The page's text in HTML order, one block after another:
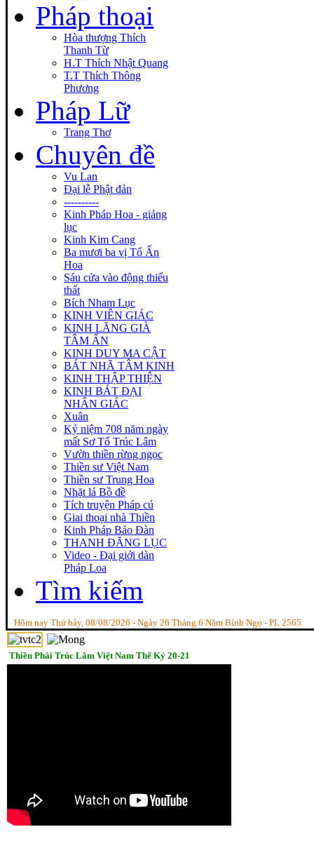
Pháp thoại
Hòa thượng Thích
Thanh Từ
H.T Thích Nhật Quang
T.T Thích Thông
Phương
Pháp Lữ
Trang Thơ
Chuyên đề
Vu Lan
Đại lễ Phật đản
----------
Kinh Pháp Hoa - giảng
lục
Kinh Kim Cang
Ba mươi ba vị Tổ Ấn
Hoa
Sáu cửa vào động thiếu
thất
Bích Nham Lục
KINH VIÊN GIÁC
KINH LĂNG GIÀ
TÂM ẤN
KINH DUY MA CẬT
BÁT NHÃ TÂM KINH
KINH THẬP THIỆN
KINH BÁT ĐẠI
NHÂN GIÁC
Xuân
Kỷ niệm 708 năm ngày
mất Sơ Tổ Trúc Lâm
Vườn thiền rừng ngọc
Thiền sư Việt Nam
Thiền sư Trung Hoa
Nhặt lá Bồ đề
Tích truyện Pháp cú
Giai thoại nhà Thiền
Kinh Pháp Bảo Đàn
THANH ĐĂNG LỤC
Video - Đại giới dàn
Pháp Loa
Tìm kiếm
Hôm nay Thứ bảy, 08/08/2026 - Ngày 26 Tháng 6 Năm Bính Ngọ - PL 2565
Thiền Phái Trúc Lâm Việt Nam Thế Kỷ 20-21